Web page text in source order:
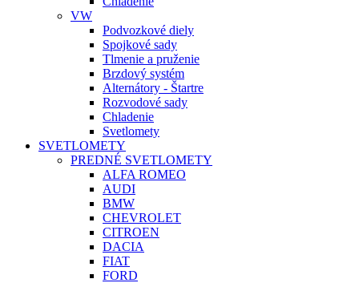
VW
Podvozkové diely
Spojkové sady
Tlmenie a pruženie
Brzdový systém
Alternátory - Štartre
Rozvodové sady
Chladenie
Svetlomety
SVETLOMETY
PREDNÉ SVETLOMETY
ALFA ROMEO
AUDI
BMW
CHEVROLET
CITROEN
DACIA
FIAT
FORD